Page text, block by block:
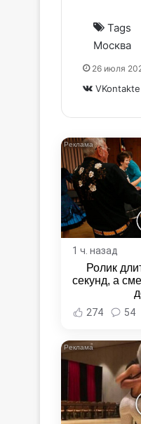
Tags
Москва
26 июля
VKontakte
1 ч. назад
Ролик
секунд, а
274 54